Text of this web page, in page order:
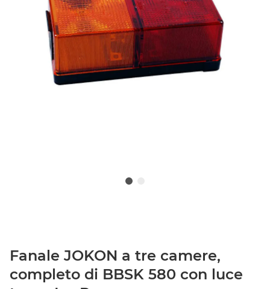
Fanale JOKON a tre camere,
completo di BBSK 580 con luce